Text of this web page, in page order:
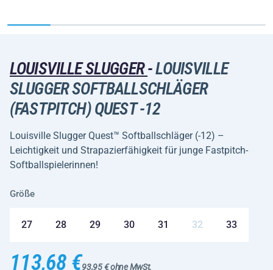
LOUISVILLE SLUGGER-LOUISVILLE
SLUGGER SOFTBALLSCHLÄGER
(FASTPITCH) QUEST -12
Louisville Slugger Quest™ Softballschläger (-12) –
Leichtigkeit und Strapazierfähigkeit für junge Fastpitch-
Softballspielerinnen!
Größe
27 28 29 30 31 32 33
113,68 €93,95 € ohne MwSt.